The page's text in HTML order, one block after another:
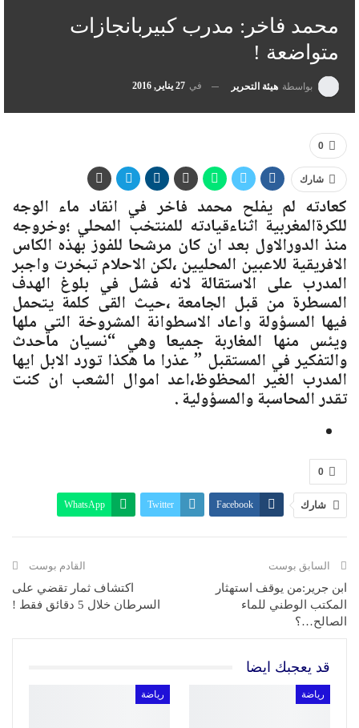
محمد فاخر: مدرب كبيربانجازات
متواضعة !
بواسطة هيئة التحرير في 27 يناير, 2016
0
شارك
كعادته لم يفلح محمد فاخر في انقاد ماء الوجه
للكرةالمغربية اثناءقيادته للمنتخب المحلي ؛وخروجه
منذ الدورالاول بعد ان كان مرشحا للفوز بهذه الكاس
الافريقية للاعبين المحليين ،لكن الاحلام تبخرت واجبر
المدرب على الاستقالة لانه فشل في بلوغ الهدف
المسطرة من قبل الجامعة ،حيث القى كلمة يتحمل
فيها المسؤولة واعاد الاسطوانة المشروخة التي ملها
ويئس منها المغاربة جميعا وهي “نسيان ماحدث
والتفكير في المستقبل ” عذرا ما هكذا تورد الابل ايها
المدرب الغير المحظوظ،اعد اموال الشعب ان كنت
تقدر المحاسبة والمسؤولية .
0
شارك Facebook
Twitter
WhatsApp
طباعة
السابق بوست
ابن جرير:من يوقف استهثار
المكتب الوطني للماء
الصالح…؟
القادم بوست
اكتشاف ثمار تقضي على
السرطان خلال 5 دقائق فقط !
قد يعجبك ايضا
رياضة رياضة